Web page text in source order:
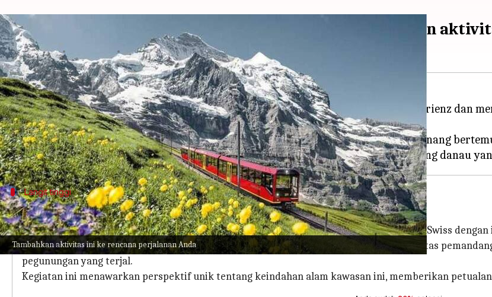
Tambahkan aktivitas ini ke rencana perjalanan Anda
Saksikan Pegunungan Alpen Swiss di Interlaken dengan
menulis Bob 11:28 am
Apa ceritanya
Interlaken, sebuah kota indah di Swiss, terletak di antara Danau Thun dan Danau Brienz dan
petualangan atau ingin berkomunikasi dengan alam.
Tempat ini adalah pintu masuk utama ke wilayah Jungfrau, tempat lanskap yang tenang
Langit tinggi
Paralayang di atas pemandangan pegunungan Alpen
Rasakan pengalaman paralayang di Interlaken dan meluncur di atas Pegunungan Alpen Swiss
Tidak diperlukan keahlian sebelumnya untuk petualangan ini. Anda akan melayang di atas
pegunungan yang terjal.
Kegiatan ini menawarkan perspektif unik tentang keindahan alam kawasan ini, memberikan